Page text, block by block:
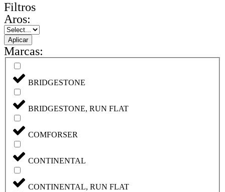
Filtros
Aros:
Aplicar
Marcas:
BRIDGESTONE
BRIDGESTONE, RUN FLAT
COMFORSER
CONTINENTAL
CONTINENTAL, RUN FLAT